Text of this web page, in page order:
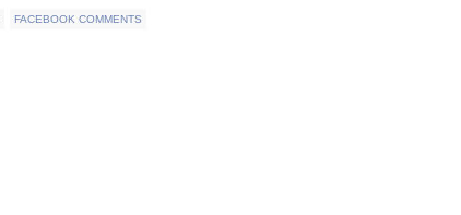
FACEBOOK COMMENTS